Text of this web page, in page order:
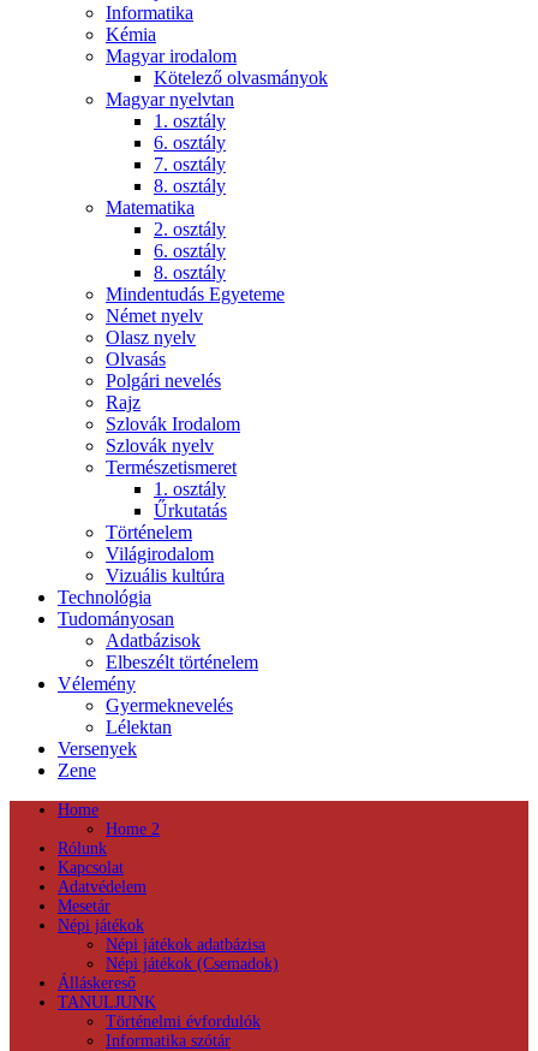
Informatika
Kémia
Magyar irodalom
Kötelező olvasmányok
Magyar nyelvtan
1. osztály
6. osztály
7. osztály
8. osztály
Matematika
2. osztály
6. osztály
8. osztály
Mindentudás Egyeteme
Német nyelv
Olasz nyelv
Olvasás
Polgári nevelés
Rajz
Szlovák Irodalom
Szlovák nyelv
Természetismeret
1. osztály
Űrkutatás
Történelem
Világirodalom
Vizuális kultúra
Technológia
Tudományosan
Adatbázisok
Elbeszélt történelem
Vélemény
Gyermeknevelés
Lélektan
Versenyek
Zene
Home
Home 2
Rólunk
Kapcsolat
Adatvédelem
Mesetár
Népi játékok
Népi játékok adatbázisa
Népi játékok (Csemadok)
Álláskereső
TANULJUNK
Történelmi évfordulók
Informatika szótár